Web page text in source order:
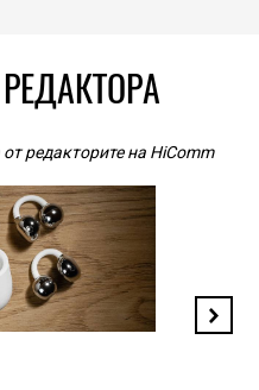
редакторите на HiComm